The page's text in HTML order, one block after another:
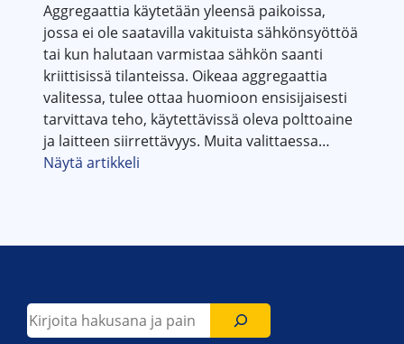
Aggregaattia käytetään yleensä paikoissa,
jossa ei ole saatavilla vakituista sähkönsyöttöä
tai kun halutaan varmistaa sähkön saanti
kriittisissä tilanteissa. Oikeaa aggregaattia
valitessa, tulee ottaa huomioon ensisijaisesti
tarvittava teho, käytettävissä oleva polttoaine
ja laitteen siirrettävyys. Muita valittaessa…
Näytä artikkeli
Etsi